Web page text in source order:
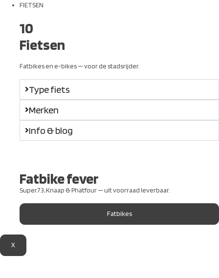
FIETSEN
10
Fietsen
Fatbikes en e-bikes — voor de stadsrijder.
Type fiets
Merken
Info & blog
Fatbike fever
Super73, Knaap & Phatfour — uit voorraad leverbaar.
Fatbikes
X